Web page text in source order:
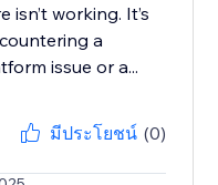
isn’t working. It’s
a
issue or a...
มีประโยชน์ (0)